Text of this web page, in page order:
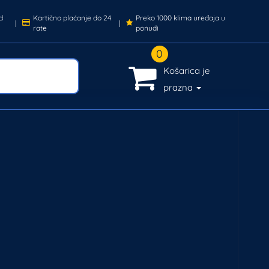
|
Kartično plaćanje do 24
rate
|
Preko 1000 klima uređaja u
ponudi
0
Košarica je
prazna